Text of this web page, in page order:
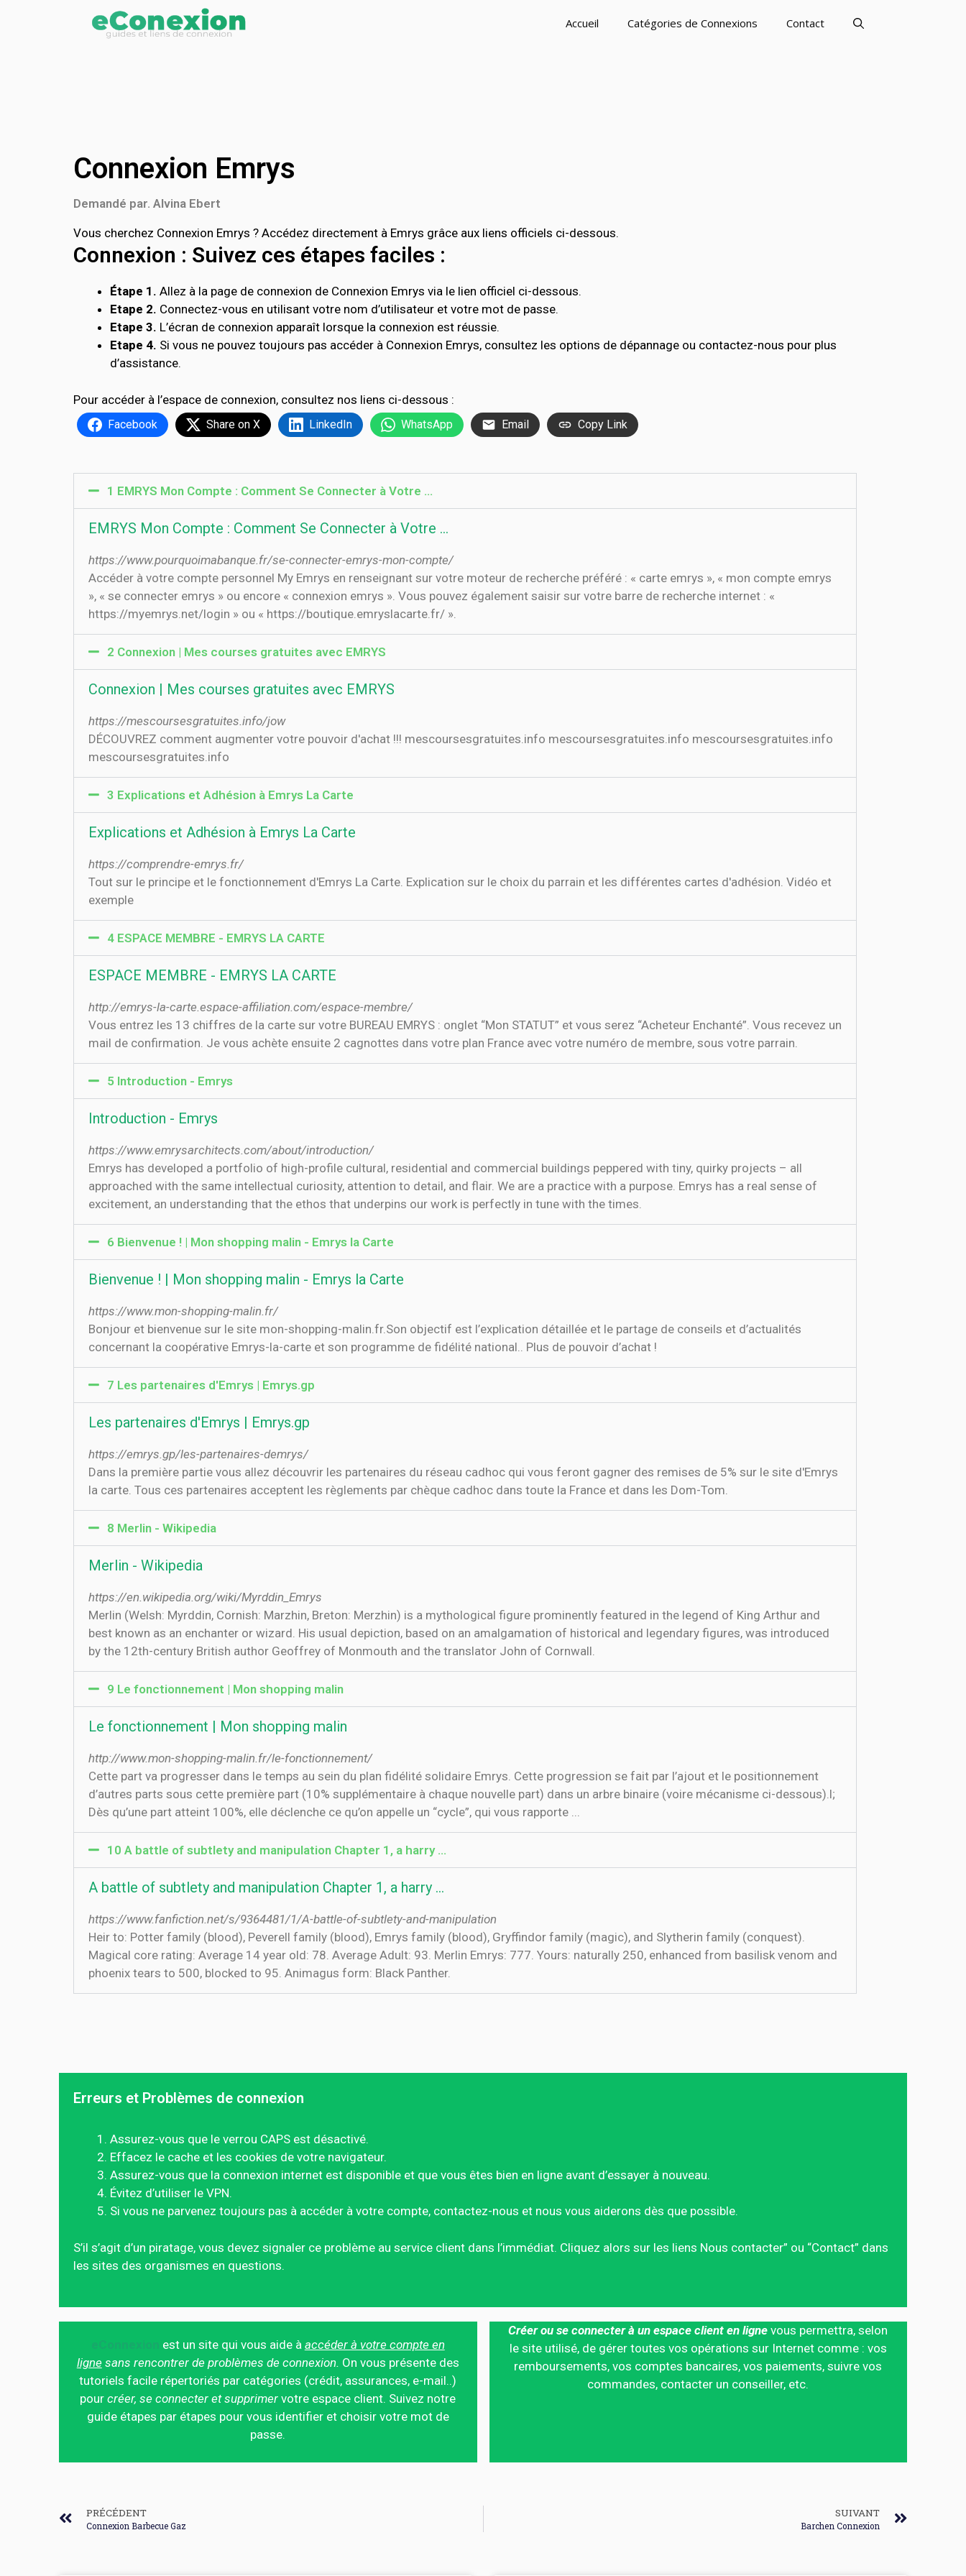
Accueil Catégories de Connexions Contact
Connexion Emrys
Demandé par. Alvina Ebert
Vous cherchez Connexion Emrys ? Accédez directement à Emrys grâce aux liens officiels ci-dessous.
Connexion : Suivez ces étapes faciles :
Étape 1. Allez à la page de connexion de Connexion Emrys via le lien officiel ci-dessous.
Etape 2. Connectez-vous en utilisant votre nom d’utilisateur et votre mot de passe.
Etape 3. L’écran de connexion apparaît lorsque la connexion est réussie.
Etape 4. Si vous ne pouvez toujours pas accéder à Connexion Emrys, consultez les options de dépannage ou contactez-nous pour plus
d’assistance.
Pour accéder à l’espace de connexion, consultez nos liens ci-dessous :
Facebook Share on X LinkedIn WhatsApp Email Copy Link
1 EMRYS Mon Compte : Comment Se Connecter à Votre …
EMRYS Mon Compte : Comment Se Connecter à Votre …
https://www.pourquoimabanque.fr/se-connecter-emrys-mon-compte/
Accéder à votre compte personnel My Emrys en renseignant sur votre moteur de recherche préféré : « carte emrys », « mon compte emrys
», « se connecter emrys » ou encore « connexion emrys ». Vous pouvez également saisir sur votre barre de recherche internet : «
https://myemrys.net/login » ou « https://boutique.emryslacarte.fr/ ».
2 Connexion | Mes courses gratuites avec EMRYS
Connexion | Mes courses gratuites avec EMRYS
https://mescoursesgratuites.info/jow
DÉCOUVREZ comment augmenter votre pouvoir d'achat !!! mescoursesgratuites.info mescoursesgratuites.info mescoursesgratuites.info
mescoursesgratuites.info
3 Explications et Adhésion à Emrys La Carte
Explications et Adhésion à Emrys La Carte
https://comprendre-emrys.fr/
Tout sur le principe et le fonctionnement d'Emrys La Carte. Explication sur le choix du parrain et les différentes cartes d'adhésion. Vidéo et
exemple
4 ESPACE MEMBRE - EMRYS LA CARTE
ESPACE MEMBRE - EMRYS LA CARTE
http://emrys-la-carte.espace-affiliation.com/espace-membre/
Vous entrez les 13 chiffres de la carte sur votre BUREAU EMRYS : onglet “Mon STATUT” et vous serez “Acheteur Enchanté”. Vous recevez un
mail de confirmation. Je vous achète ensuite 2 cagnottes dans votre plan France avec votre numéro de membre, sous votre parrain.
5 Introduction - Emrys
Introduction - Emrys
https://www.emrysarchitects.com/about/introduction/
Emrys has developed a portfolio of high-profile cultural, residential and commercial buildings peppered with tiny, quirky projects – all
approached with the same intellectual curiosity, attention to detail, and flair. We are a practice with a purpose. Emrys has a real sense of
excitement, an understanding that the ethos that underpins our work is perfectly in tune with the times.
6 Bienvenue ! | Mon shopping malin - Emrys la Carte
Bienvenue ! | Mon shopping malin - Emrys la Carte
https://www.mon-shopping-malin.fr/
Bonjour et bienvenue sur le site mon-shopping-malin.fr.Son objectif est l’explication détaillée et le partage de conseils et d’actualités
concernant la coopérative Emrys-la-carte et son programme de fidélité national.. Plus de pouvoir d’achat !
7 Les partenaires d'Emrys | Emrys.gp
Les partenaires d'Emrys | Emrys.gp
https://emrys.gp/les-partenaires-demrys/
Dans la première partie vous allez découvrir les partenaires du réseau cadhoc qui vous feront gagner des remises de 5% sur le site d'Emrys
la carte. Tous ces partenaires acceptent les règlements par chèque cadhoc dans toute la France et dans les Dom-Tom.
8 Merlin - Wikipedia
Merlin - Wikipedia
https://en.wikipedia.org/wiki/Myrddin_Emrys
Merlin (Welsh: Myrddin, Cornish: Marzhin, Breton: Merzhin) is a mythological figure prominently featured in the legend of King Arthur and
best known as an enchanter or wizard. His usual depiction, based on an amalgamation of historical and legendary figures, was introduced
by the 12th-century British author Geoffrey of Monmouth and the translator John of Cornwall.
9 Le fonctionnement | Mon shopping malin
Le fonctionnement | Mon shopping malin
http://www.mon-shopping-malin.fr/le-fonctionnement/
Cette part va progresser dans le temps au sein du plan fidélité solidaire Emrys. Cette progression se fait par l’ajout et le positionnement
d’autres parts sous cette première part (10% supplémentaire à chaque nouvelle part) dans un arbre binaire (voire mécanisme ci-dessous).l;
Dès qu’une part atteint 100%, elle déclenche ce qu’on appelle un “cycle”, qui vous rapporte ...
10 A battle of subtlety and manipulation Chapter 1, a harry ...
A battle of subtlety and manipulation Chapter 1, a harry ...
https://www.fanfiction.net/s/9364481/1/A-battle-of-subtlety-and-manipulation
Heir to: Potter family (blood), Peverell family (blood), Emrys family (blood), Gryffindor family (magic), and Slytherin family (conquest).
Magical core rating: Average 14 year old: 78. Average Adult: 93. Merlin Emrys: 777. Yours: naturally 250, enhanced from basilisk venom and
phoenix tears to 500, blocked to 95. Animagus form: Black Panther.
Erreurs et Problèmes de connexion
Assurez-vous que le verrou CAPS est désactivé.
Effacez le cache et les cookies de votre navigateur.
Assurez-vous que la connexion internet est disponible et que vous êtes bien en ligne avant d’essayer à nouveau.
Évitez d’utiliser le VPN.
Si vous ne parvenez toujours pas à accéder à votre compte, contactez-nous et nous vous aiderons dès que possible.
S’il s’agit d’un piratage, vous devez signaler ce problème au service client dans l’immédiat. Cliquez alors sur les liens Nous contacter” ou “Contact” dans
les sites des organismes en questions.
est un site qui vous aide à accéder à votre compte en
ligne sans rencontrer de problèmes de connexion. On vous présente des
tutoriels facile répertoriés par catégories (crédit, assurances, e-mail..)
pourcréer, se connecter et supprimer votre espace client. Suivez notre
guide étapes par étapes pour vous identifier et choisir votre mot de
passe.
Créer ou se connecter à un espace client en ligne vous permettra, selon
le site utilisé, de gérer toutes vos opérations sur Internet comme : vos
remboursements, vos comptes bancaires, vos paiements, suivre vos
commandes, contacter un conseiller, etc.
PRÉCÉDENT
Connexion Barbecue Gaz
SUIVANT
Barchen Connexion